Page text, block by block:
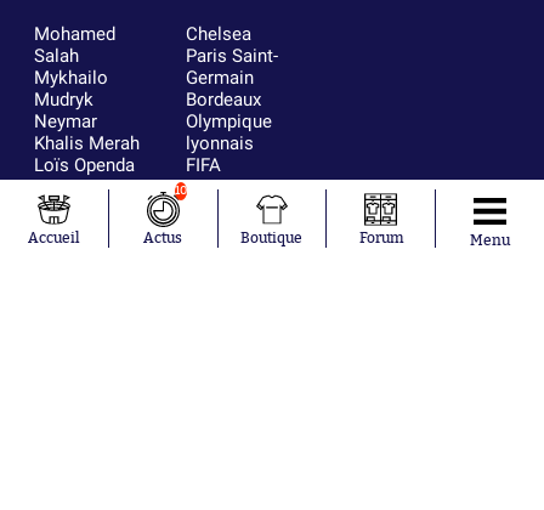
Mohamed
Salah
Mykhailo
Mudryk
Neymar
Khalis Merah
Loïs Openda
Moussa
Niakhaté
Nicolás
Tagliafico
Chelsea
Paris Saint-
Germain
Bordeaux
Olympique
lyonnais
FIFA
Real Madrid
RC Strasbourg
AC Milan
France
Accueil
10
Actus Boutique Forum Menu